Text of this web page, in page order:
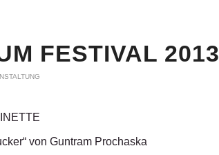
FESTIVAL 2013
von Guntram Prochaska